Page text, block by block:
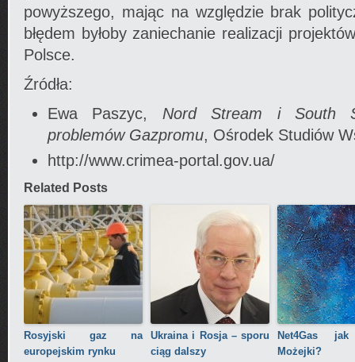
powyższego, mając na względzie brak
błędem byłoby zaniechanie realizacji
Polsce.
Źródła:
Ewa Paszyc, Nord Stream i South
problemów Gazpromu, Ośrodek Studiów
http://www.crimea-portal.gov.ua/
Related Posts
Rosyjski gaz na
europejskim rynku
Ukraina i Rosja – sporu
ciąg dalszy
Net4Gas
Możejki?